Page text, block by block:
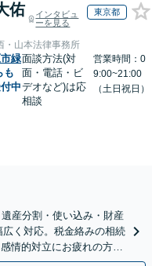
佑
インタビュ
ーを見る
東京都
・山本法律事務所
緑
も
中
面談方法(対
面・電話・ビ
デオなど)は応
相談
営業時間：0
9:00~21:00
（土日祝日）
産分割・使い込み・財産
く対応。税金絡みの相続
情的対立にお疲れの方や
ださい。